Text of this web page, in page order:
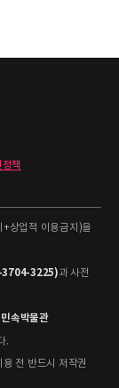
책
상업적 이용금지)을
3704-3225)과 사전
속박물관
.
전 반드시 저작권